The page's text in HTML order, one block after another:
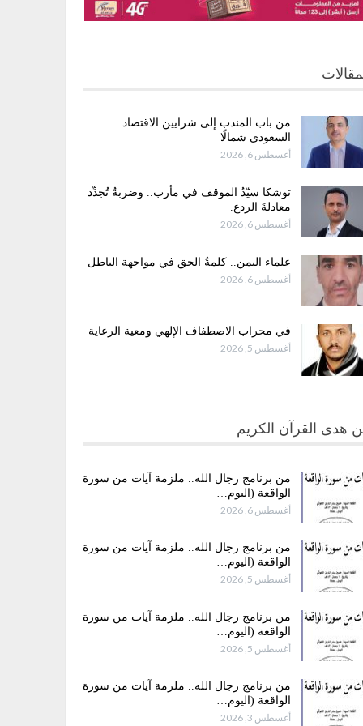
من باب المندب إلى شرايين الاقتصاد
السعودي شمالًا
أغسطس 6, 2026
توشكا سيّدُ الموقف في مأرب.. وضربةٌ تُجدِّد
معادلةَ الردع.
أغسطس 6, 2026
علماء اليمن.. كلمةُ الحق في مواجهة الباطل
أغسطس 6, 2026
في محراب الاصطفاف الإلهي ومعية الرعاية
أغسطس 5, 2026
هدى القرآن الكريم
من برنامج رجال الله.. ملزمة آيات من سورة
الواقعة (اليوم…
أغسطس 6, 2026
من برنامج رجال الله.. ملزمة آيات من سورة
الواقعة (اليوم…
أغسطس 5, 2026
من برنامج رجال الله.. ملزمة آيات من سورة
الواقعة (اليوم…
أغسطس 5, 2026
من برنامج رجال الله.. ملزمة آيات من سورة
الواقعة (اليوم…
أغسطس 3, 2026